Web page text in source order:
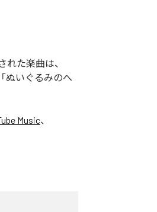
れた楽曲は、
ぬいぐるみのへ
Music、